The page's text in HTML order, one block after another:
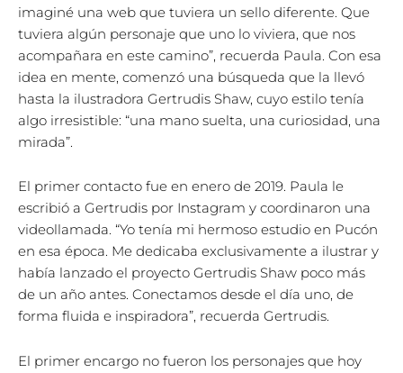
imaginé una web que tuviera un sello diferente. Que
tuviera algún personaje que uno lo viviera, que nos
acompañara en este camino”, recuerda Paula. Con esa
idea en mente, comenzó una búsqueda que la llevó
hasta la ilustradora Gertrudis Shaw, cuyo estilo tenía
algo irresistible: “una mano suelta, una curiosidad, una
mirada”.
El primer contacto fue en enero de 2019. Paula le
escribió a Gertrudis por Instagram y coordinaron una
videollamada. “Yo tenía mi hermoso estudio en Pucón
en esa época. Me dedicaba exclusivamente a ilustrar y
había lanzado el proyecto Gertrudis Shaw poco más
de un año antes. Conectamos desde el día uno, de
forma fluida e inspiradora”, recuerda Gertrudis.
El primer encargo no fueron los personajes que hoy